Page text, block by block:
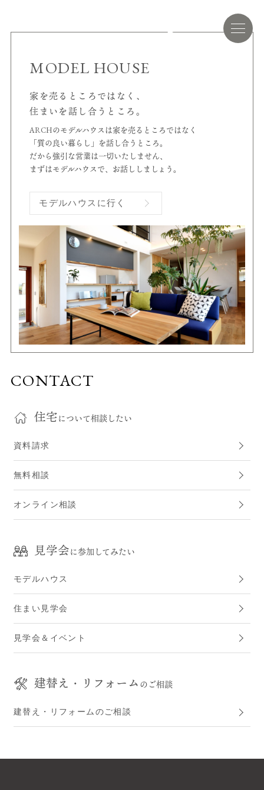
MODEL HOUSE
家を売るところではなく、
住まいを話し合うところ。
ARCHのモデルハウスは家を売るところではなく
「質の良い暮らし」を話し合うところ。
だから強引な営業は一切いたしません、
まずはモデルハウスで、お話ししましょう。
モデルハウスに行く
CONTACT
住宅について相談したい
資料請求
無料相談
オンライン相談
見学会に参加してみたい
モデルハウス
住まい見学会
見学会＆イベント
建替え・リフォーム のご相談
建替え・リフォームのご相談